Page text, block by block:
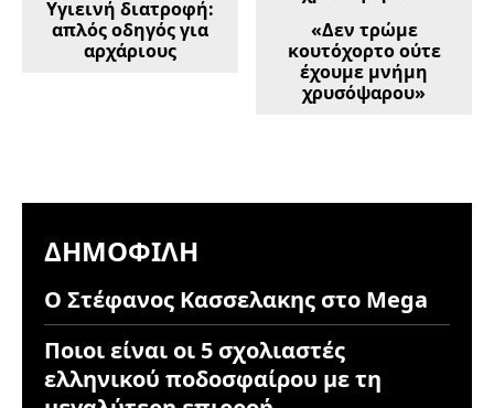
Υγιεινή διατροφή:
απλός οδηγός για
αρχάριους
«Δεν τρώμε
κουτόχορτο ούτε
έχουμε μνήμη
χρυσόψαρου»
ΔΗΜΟΦΙΛΉ
Ο Στέφανος Κασσελακης στο Mega
Ποιοι είναι οι 5 σχολιαστές
ελληνικού ποδοσφαίρου με τη